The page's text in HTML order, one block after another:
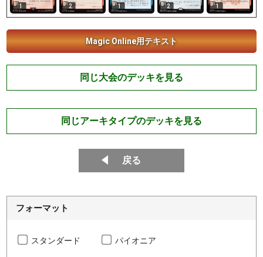
1 2 1 2 1
Magic Online用テキスト
同じ大会のデッキを見る
同じアーキタイプのデッキを見る
戻る
フォーマット
スタンダード パイオニア